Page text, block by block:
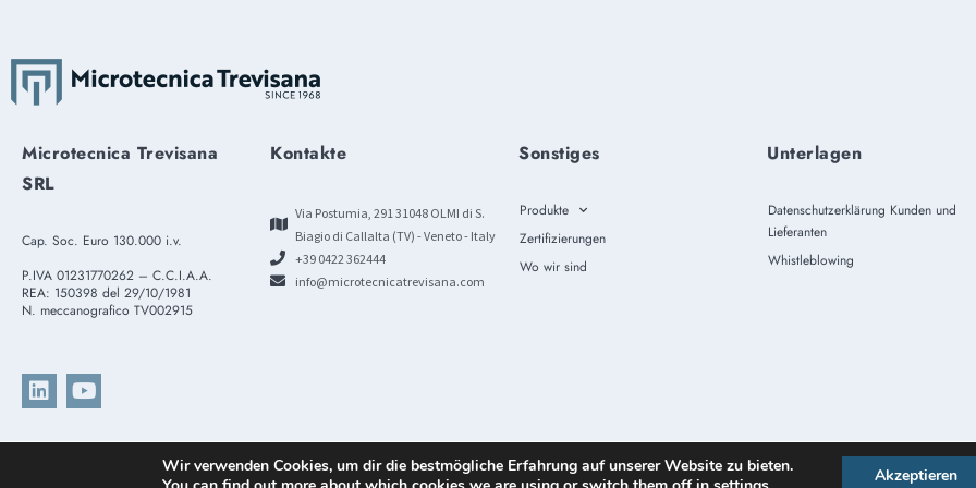
Microtecnica Trevisana
SRL
Cap. Soc. Euro 130.000 i.v.
P.IVA 01231770262 – C.C.I.A.A.
REA: 150398 del 29/10/1981
N. meccanografico TV002915
Kontakte
Via Postumia, 291 31048 OLMI di S.
Biagio di Callalta (TV) - Veneto - Italy
+39 0422 362444
info@microtecnicatrevisana.com
Sonstiges
Produkte
Zertifizierungen
Wo wir sind
Unterlagen
Datenschutzerklärung Kunden und
Lieferanten
Whistleblowing
Wir verwenden Cookies, um dir die bestmögliche Erfahrung auf unserer Website zu bieten.
Akzeptieren